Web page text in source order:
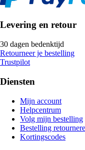
Levering en retour
30 dagen bedenktijd
Retourneer je bestelling
Trustpilot
Diensten
Mijn account
Helpcentrum
Volg mijn bestelling
Bestelling
Kortingscodes